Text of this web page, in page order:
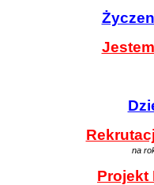
na
Projekt